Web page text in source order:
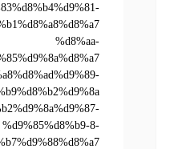
%d8%aa-
%d9%85%d8%b9-8-